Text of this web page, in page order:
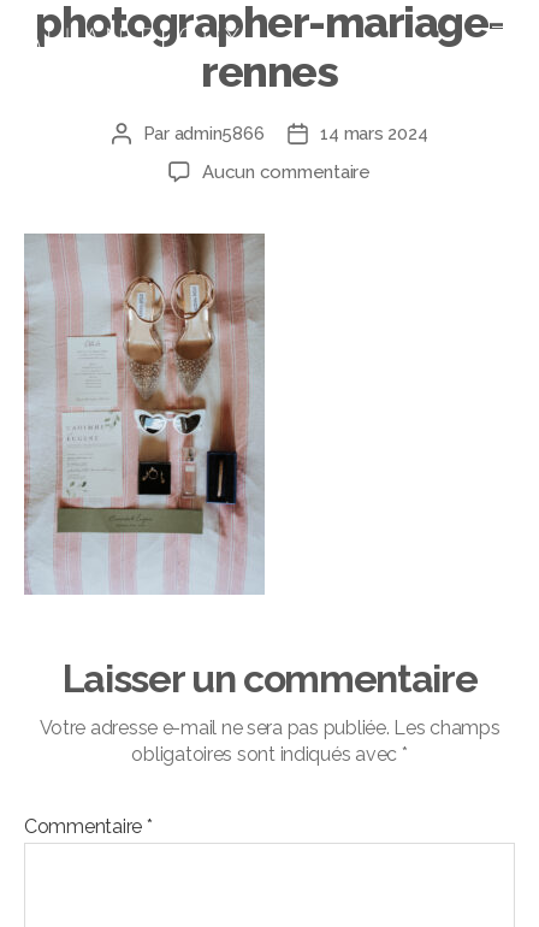
photographer-mariage-
rennes
Par admin5866
14 mars 2024
Aucun commentaire
Laisser un commentaire
Votre adresse e-mail ne sera pas publiée. Les champs
obligatoires sont indiqués avec *
Commentaire *